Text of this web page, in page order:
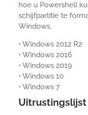
hoe u Powershell
schijfpartitie te
Windows.
• Windows 2012 R2
• Windows 2016
• Windows 2019
• Windows 10
• Windows 7
Uitrustingslijst